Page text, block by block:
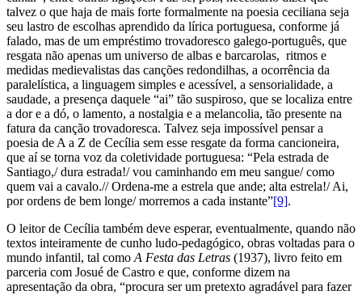
talvez o que haja de mais forte formalmente na poesia ceciliana seja
seu lastro de escolhas aprendido da lírica portuguesa, conforme já
falado, mas de um empréstimo trovadoresco galego-português, que
resgata não apenas um universo de albas e barcarolas, ritmos e
medidas medievalistas das canções redondilhas, a ocorrência da
paralelística, a linguagem simples e acessível, a sensorialidade, a
saudade, a presença daquele “ai” tão suspiroso, que se localiza entre
a dor e a dó, o lamento, a nostalgia e a melancolia, tão presente na
fatura da canção trovadoresca. Talvez seja impossível pensar a
poesia de A a Z de Cecília sem esse resgate da forma cancioneira,
que aí se torna voz da coletividade portuguesa: “Pela estrada de
Santiago,/ dura estrada!/ vou caminhando em meu sangue/ como
quem vai a cavalo.// Ordena-me a estrela que ande; alta estrela!/ Ai,
por ordens de bem longe/ morremos a cada instante”[9].
O leitor de Cecília também deve esperar, eventualmente, quando não
textos inteiramente de cunho ludo-pedagógico, obras voltadas para o
mundo infantil, tal como A Festa das Letras (1937), livro feito em
parceria com Josué de Castro e que, conforme dizem na
apresentação da obra, “procura ser um pretexto agradável para fazer